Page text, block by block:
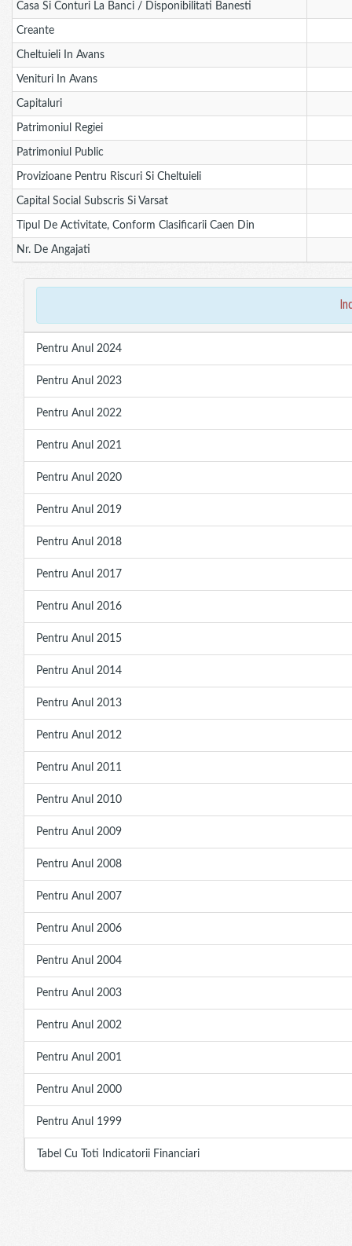
Casa Si Conturi La Banci / Disponibilitati Banesti
Creante
Cheltuieli In Avans
Venituri In Avans
Capitaluri
Patrimoniul Regiei
Patrimoniul Public
Provizioane Pentru Riscuri Si Cheltuieli
Capital Social Subscris Si Varsat
Tipul De Activitate, Conform Clasificarii Caen Din
Nr. De Angajati
Pentru Anul 2024
Pentru Anul 2023
Pentru Anul 2022
Pentru Anul 2021
Pentru Anul 2020
Pentru Anul 2019
Pentru Anul 2018
Pentru Anul 2017
Pentru Anul 2016
Pentru Anul 2015
Pentru Anul 2014
Pentru Anul 2013
Pentru Anul 2012
Pentru Anul 2011
Pentru Anul 2010
Pentru Anul 2009
Pentru Anul 2008
Pentru Anul 2007
Pentru Anul 2006
Pentru Anul 2004
Pentru Anul 2003
Pentru Anul 2002
Pentru Anul 2001
Pentru Anul 2000
Pentru Anul 1999
Tabel Cu Toti Indicatorii Financiari